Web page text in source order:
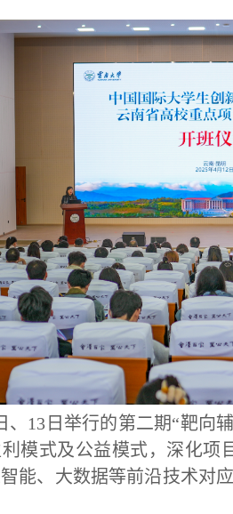
、13日举行的第二期“靶向
模式及公益模式，深化项
能、大数据等前沿技术对